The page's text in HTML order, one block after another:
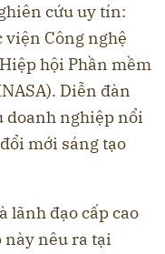
cứu uy tín:
viện Công nghệ
hội Phần mềm
Diễn đàn
doanh nghiệp nổi
mới sáng tạo
lãnh đạo cấp cao
này nêu ra tại